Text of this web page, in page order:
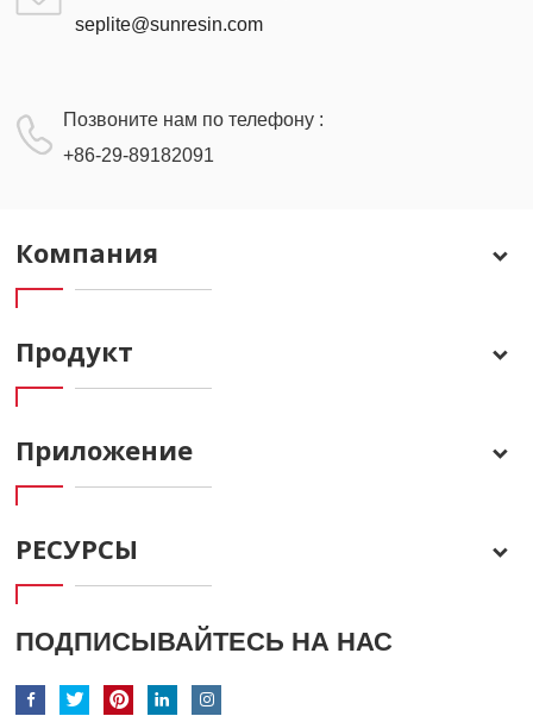
seplite@sunresin.com
Позвоните нам по телефону :
+86-29-89182091
Компания
Продукт
Приложение
РЕСУРСЫ
ПОДПИСЫВАЙТЕСЬ НА НАС